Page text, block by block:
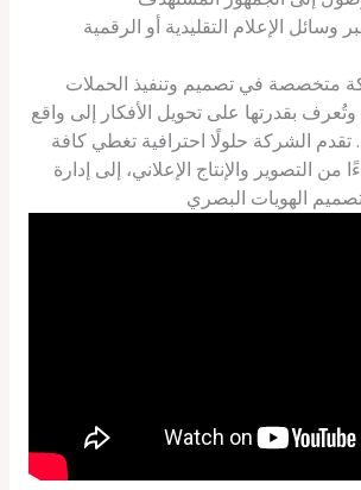
وسائل الإعلام التقليدية أو الرقمية
متخصصة في تصميم وتنفيذ الحملات
وتُعرف بقدرتها على تحويل الأفكار إلى واقع
تقدم الشركة حلولًا احترافية تغطي كافة
من التصوير والإنتاج الإعلاني، إلى إدارة
الهويات البصري